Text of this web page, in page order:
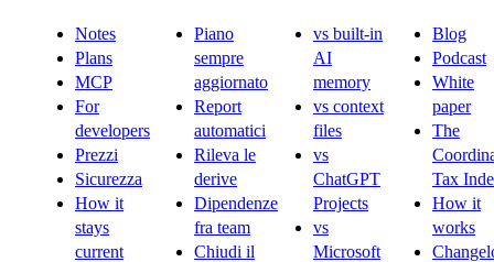
Notes
Plans
MCP
For
developers
Prezzi
Sicurezza
How it
stays
current
Piano
sempre
aggiornato
Report
automatici
Rileva le
derive
Dipendenze
fra team
Chiudi il
vs built-in
AI
memory
vs context
files
vs
ChatGPT
Projects
vs
Microsoft
Blog
Podcast
White
paper
The
Tax
How it
works